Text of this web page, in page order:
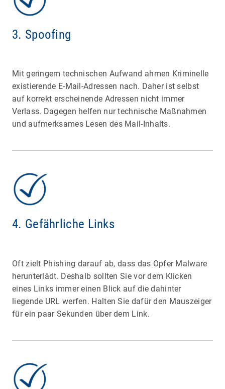
3. Spoofing
Mit geringem technischen Aufwand ahmen Kriminelle
existierende E-Mail-Adressen nach. Daher ist selbst
auf korrekt erscheinende Adressen nicht immer
Verlass. Dagegen helfen nur technische Maßnahmen
und aufmerksames Lesen des Mail-Inhalts.
4. Gefährliche Links
Oft zielt Phishing darauf ab, dass das Opfer Malware
herunterlädt. Deshalb sollten Sie vor dem Klicken
eines Links immer einen Blick auf die dahinter
liegende URL werfen. Halten Sie dafür den Mauszeiger
für ein paar Sekunden über dem Link.